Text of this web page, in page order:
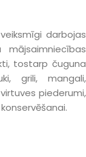
darbojas
tostarp čuguna
grili, mangali,
piederumi,